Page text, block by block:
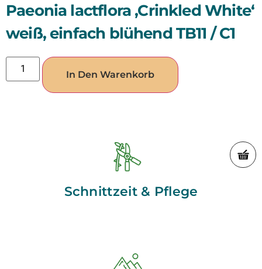
Paeonia lactflora ‚Crinkled White‘
weiß, einfach blühend TB11 / C1
In Den Warenkorb
Schnittzeit & Pflege